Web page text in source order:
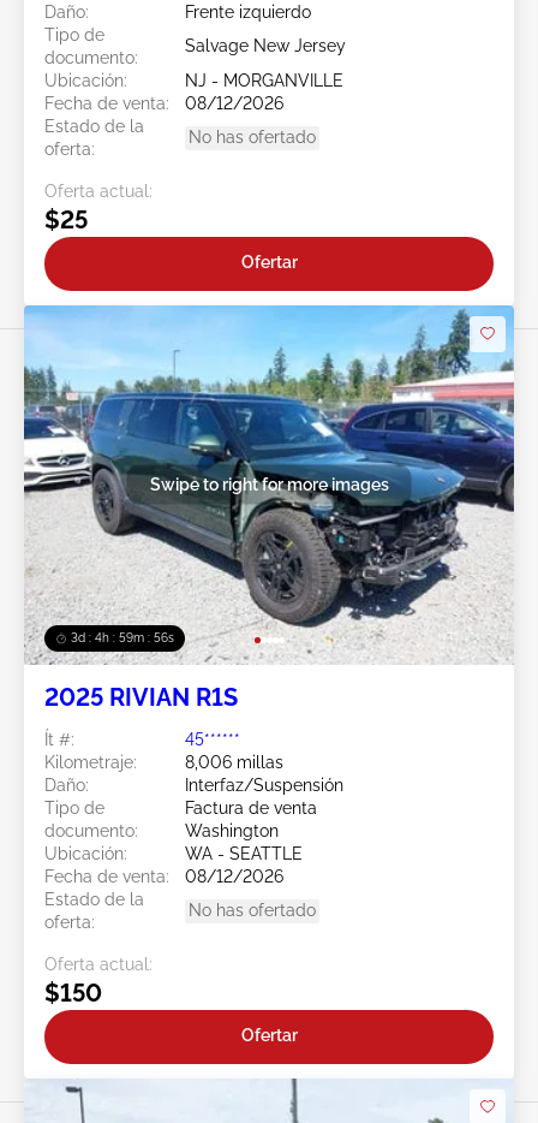
Daño:
Frente izquierdo
Tipo de
documento:
Salvage New Jersey
Ubicación:
NJ - MORGANVILLE
Fecha de venta:
08/12/2026
Estado de la
oferta:
No has ofertado
Oferta actual:
$25
Ofertar
3d : 4h : 59m : 53s
Swipe to right for more images
2025 RIVIAN R1S
Ít #:
45******
Kilometraje:
8,006 millas
Daño:
Interfaz/Suspensión
Tipo de
documento:
Factura de venta
Washington
Ubicación:
WA - SEATTLE
Fecha de venta:
08/12/2026
Estado de la
oferta:
No has ofertado
Oferta actual:
$150
Ofertar